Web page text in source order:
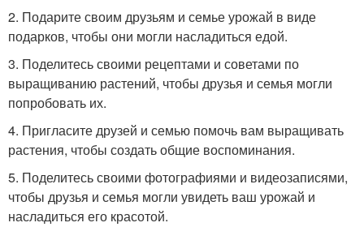
2. Подарите своим друзьям и семье урожай в виде
подарков, чтобы они могли насладиться едой.
3. Поделитесь своими рецептами и советами по
выращиванию растений, чтобы друзья и семья могли
попробовать их.
4. Пригласите друзей и семью помочь вам выращивать
растения, чтобы создать общие воспоминания.
5. Поделитесь своими фотографиями и видеозаписями,
чтобы друзья и семья могли увидеть ваш урожай и
насладиться его красотой.